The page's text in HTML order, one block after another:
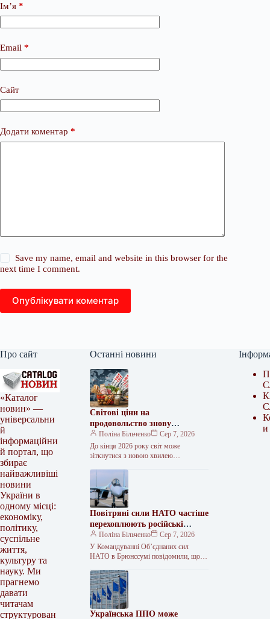
Ім’я *
Email *
Сайт
Додати коментар *
Save my name, email and website in this browser for the
next time I comment.
Опублікувати коментар
Про сайт
«Каталог
новин» —
універсальни
й
інформаційни
й портал, що
збирає
найважливіші
новини
України в
одному місці:
економіку,
політику,
суспільне
життя,
культуру та
науку. Ми
прагнемо
давати
читачам
структурован
Останні новини
Світові ціни на
продовольство знову
потягнуться вгору – FAO
Поліна Більченко
Сер 7, 2026
До кінця 2026 року світ може
зіткнутися з новою хвилею
Повітряні сили НАТО частіше
перехоплюють російські
літаки
Поліна Більченко
Сер 7, 2026
У Командуванні Об’єднаних сил
НАТО в Брюнссумі повідомили, що
Альянсу для перехоплення російських
військових літаків біля східного…
Українська ППО може
и